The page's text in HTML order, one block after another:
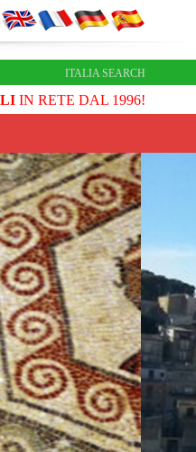
ITALIA SEARCH
IN RETE DAL 1996!